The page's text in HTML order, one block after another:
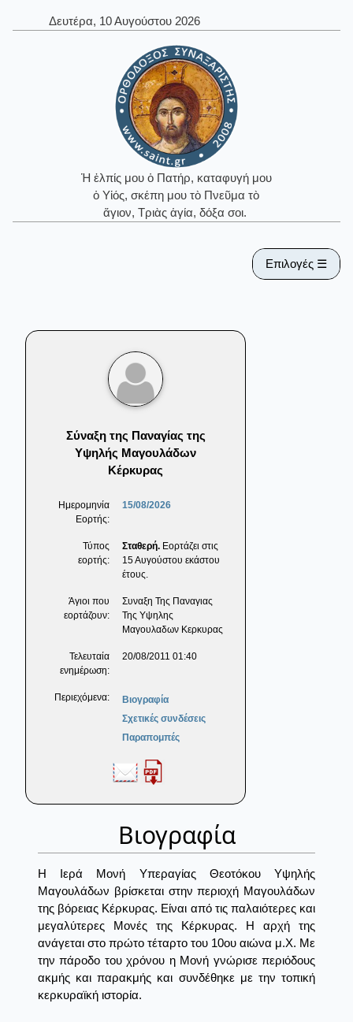
Δευτέρα, 10 Αυγούστου 2026
Ἡ ἐλπίς μου ὁ Πατήρ, καταφυγή μου
ὁ Υἱός, σκέπη μου τὸ Πνεῦμα τὸ
ἅγιον, Τριὰς ἁγία, δόξα σοι.
Επιλογές ☰
Σύναξη της Παναγίας της
Υψηλής Μαγουλάδων
Κέρκυρας
Ημερομηνία
Εορτής:
15/08/2026
Τύπος
εορτής:
Σταθερή. Εορτάζει στις
15 Αυγούστου εκάστου
έτους.
Άγιοι που
εορτάζουν:
Συναξη Της Παναγιας
Της Υψηλης
Μαγουλαδων Κερκυρας
Τελευταία
ενημέρωση:
20/08/2011 01:40
Περιεχόμενα:
Βιογραφία
Σχετικές συνδέσεις
Παραπομπές
Βιογραφία
Η Ιερά Μονή Υπεραγίας Θεοτόκου Υψηλής
Μαγουλάδων βρίσκεται στην περιοχή Μαγουλάδων
της βόρειας Κέρκυρας. Είναι από τις παλαιότερες και
μεγαλύτερες Μονές της Κέρκυρας. Η αρχή της
ανάγεται στο πρώτο τέταρτο του 10ου αιώνα μ.Χ. Με
την πάροδο του χρόνου η Μονή γνώρισε περιόδους
ακμής και παρακμής και συνδέθηκε με την τοπική
κερκυραϊκή ιστορία.